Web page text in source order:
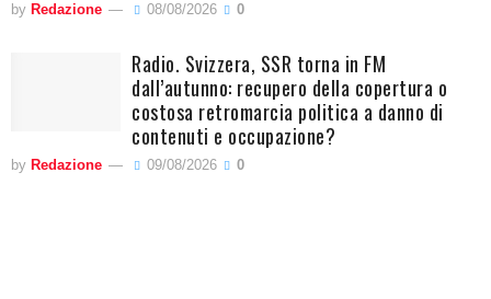
by Redazione 08/08/2026 0
Radio. Svizzera, SSR torna in FM
dall’autunno: recupero della copertura o
costosa retromarcia politica a danno di
contenuti e occupazione?
by Redazione 09/08/2026 0